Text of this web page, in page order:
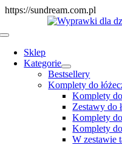
https://sundream.com.pl
to
Toggle
Navigation
Sklep
Kategorie
Bestsellery
Komplety do
Komplety
Zestawy do
Komplety
Komplety
W zestawie